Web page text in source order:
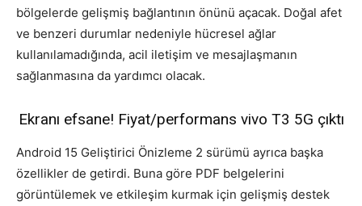
bölgelerde gelişmiş bağlantının önünü açacak. Doğal afet
ve benzeri durumlar nedeniyle hücresel ağlar
kullanılamadığında, acil iletişim ve mesajlaşmanın
sağlanmasına da yardımcı olacak.
Ekranı efsane! Fiyat/performans vivo T3 5G çıktı
Android 15 Geliştirici Önizleme 2 sürümü ayrıca başka
özellikler de getirdi. Buna göre PDF belgelerini
görüntülemek ve etkileşim kurmak için gelişmiş destek